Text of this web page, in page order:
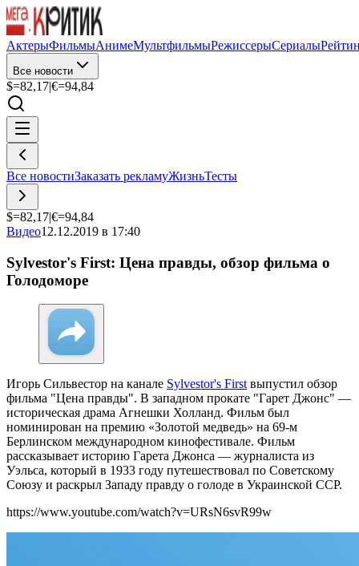
АктерыФильмыАнимеМультфильмыРежиссерыСериалы
Все новости
$=82,17|€=94,84
Все новостиЗаказать рекламуЖизньТесты
$=82,17|€=94,84
Видео12.12.2019 в 17:40
Sylvestor's First: Цена правды, обзор фильма о
Голодоморе
Игорь Сильвестор на канале Sylvestor's Firstвыпустил обзор
фильма "Цена правды". В западном прокате "Гарет Джонс" —
историческая драма Агнешки Холланд. Фильм был
номинирован на премию «Золотой медведь» на 69-м
Берлинском международном кинофестивале. Фильм
рассказывает историю Гарета Джонса — журналиста из
Уэльса, который в 1933 году путешествовал по Советскому
Союзу и раскрыл Западу правду о голоде в Украинской ССР.
https://www.youtube.com/watch?v=URsN6svR99w